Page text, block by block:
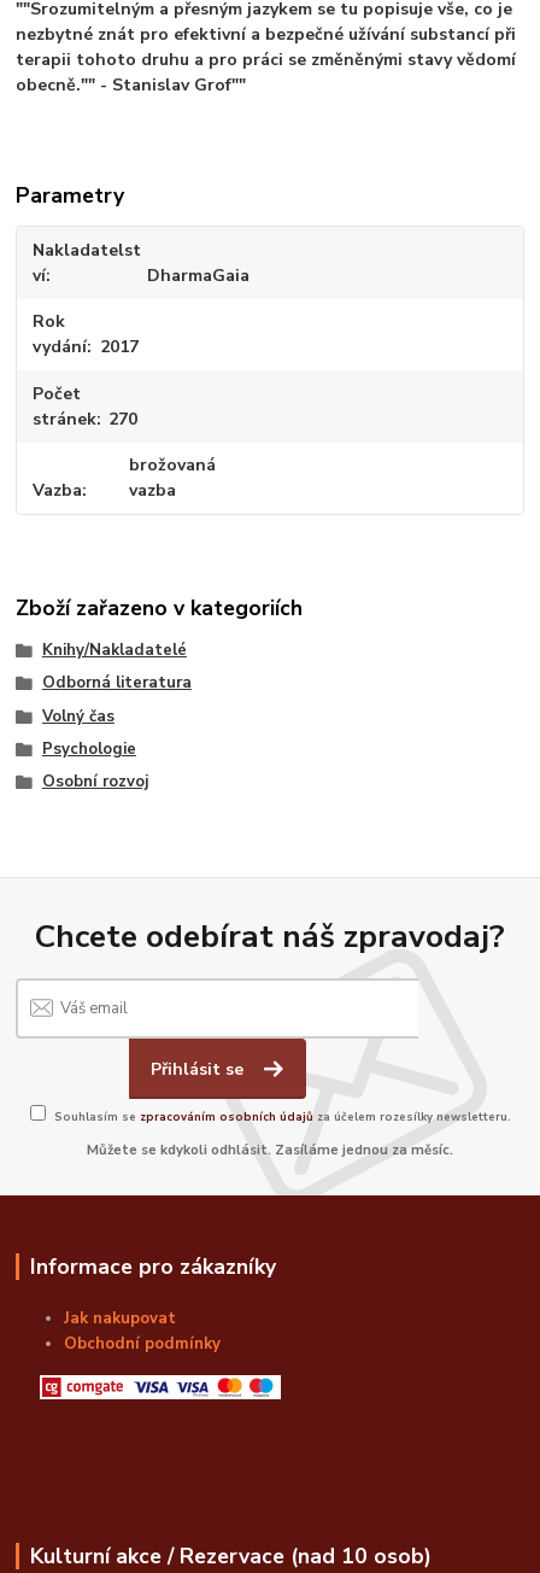
""Srozumitelným a přesným jazykem se tu popisuje vše, co je
nezbytné znát pro efektivní a bezpečné užívání substancí při
terapii tohoto druhu a pro práci se změněnými stavy vědomí
obecně."" - Stanislav Grof""
Parametry
Nakladatelst
ví
DharmaGaia
Rok
vydání
2017
Počet
stránek 270
Vazba
brožovaná
vazba
Zboží zařazeno v kategoriích
Knihy/Nakladatelé
Odborná literatura
Volný čas
Psychologie
Osobní rozvoj
Chcete odebírat náš zpravodaj?
Přihlásit se
Souhlasím se zpracováním osobních údajů za účelem rozesílky newsletteru.
Můžete se kdykoli odhlásit. Zasíláme jednou za měsíc.
Informace pro zákazníky
Jak nakupovat
Obchodní podmínky
Kulturní akce / Rezervace (nad 10 osob)